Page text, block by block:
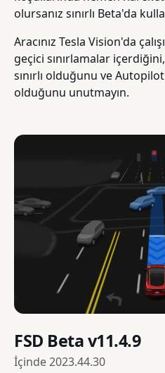
olursanız sınırlı Beta'da
Aracınız Tesla Vision'da
geçici sınırlamalar
sınırlı olduğunu ve
olduğunu unutmayın.
FSD Beta v11.4.9
İçinde2023.44.30